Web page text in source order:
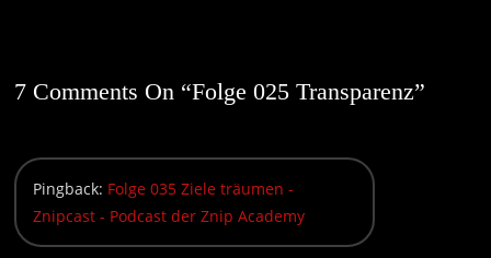
7 Comments On “Folge 025 Transparenz”
Pingback: Folge 035 Ziele träumen -
Znipcast - Podcast der Znip Academy